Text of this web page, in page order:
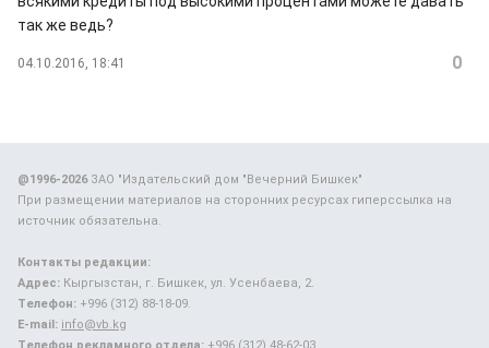
так же ведь?
04.10.2016, 18:41 0
@1996-2026ЗАО "Издательский дом "Вечерний Бишкек"
При размещении материалов на сторонних ресурсах гиперссылка на
источник обязательна.
Контакты редакции:
Адрес: Кыргызстан, г. Бишкек, ул. Усенбаева, 2.
Телефон: +996 (312) 88-18-09.
E-mail: info@vb.kg